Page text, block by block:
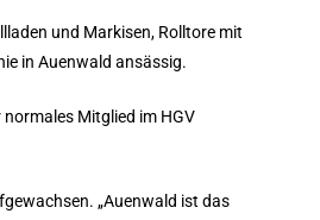
und Markisen, Rolltore mit
in Auenwald ansässig.
Mitglied im HGV
„Auenwald ist das